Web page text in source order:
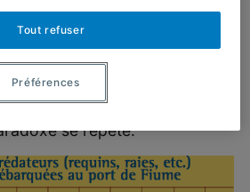
comparables dans les
se répète.
Tout refuser
Préférences